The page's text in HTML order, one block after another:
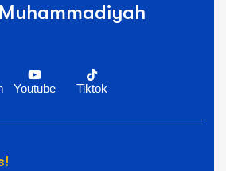
Youtube Tiktok